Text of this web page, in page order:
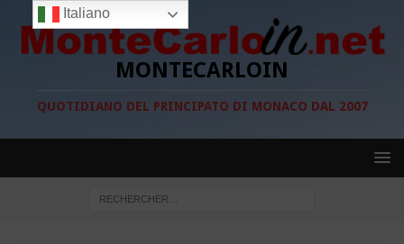
MONTECARLOIN
QUOTIDIANO DEL PRINCIPATO DI MONACO DAL 2007
Italiano